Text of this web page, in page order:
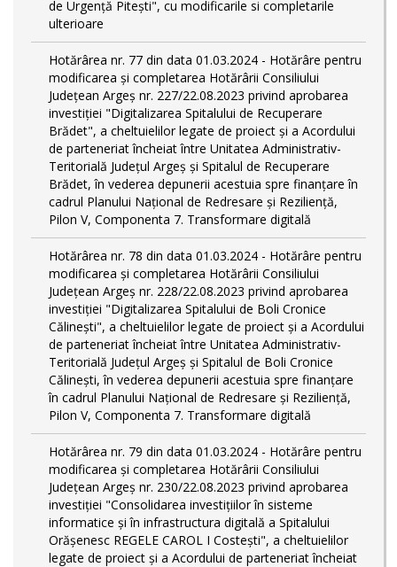
de Urgență Pitești", cu modificarile si completarile
ulterioare
Hotărârea nr. 77 din data 01.03.2024 - Hotărâre pentru
modificarea și completarea Hotărârii Consiliului
Județean Argeș nr. 227/22.08.2023 privind aprobarea
investiției "Digitalizarea Spitalului de Recuperare
Brădet", a cheltuielilor legate de proiect și a Acordului
de parteneriat încheiat între Unitatea Administrativ-
Teritorială Județul Argeș și Spitalul de Recuperare
Brădet, în vederea depunerii acestuia spre finanțare în
cadrul Planului Național de Redresare și Reziliență,
Pilon V, Componenta 7. Transformare digitală
Hotărârea nr. 78 din data 01.03.2024 - Hotărâre pentru
modificarea și completarea Hotărârii Consiliului
Județean Argeș nr. 228/22.08.2023 privind aprobarea
investiției "Digitalizarea Spitalului de Boli Cronice
Călinești", a cheltuielilor legate de proiect și a Acordului
de parteneriat încheiat între Unitatea Administrativ-
Teritorială Județul Argeș și Spitalul de Boli Cronice
Călinești, în vederea depunerii acestuia spre finanțare
în cadrul Planului Național de Redresare și Reziliență,
Pilon V, Componenta 7. Transformare digitală
Hotărârea nr. 79 din data 01.03.2024 - Hotărâre pentru
modificarea și completarea Hotărârii Consiliului
Județean Argeș nr. 230/22.08.2023 privind aprobarea
investiției "Consolidarea investițiilor în sisteme
informatice și în infrastructura digitală a Spitalului
Orășenesc REGELE CAROL I Costești", a cheltuielilor
legate de proiect și a Acordului de parteneriat încheiat